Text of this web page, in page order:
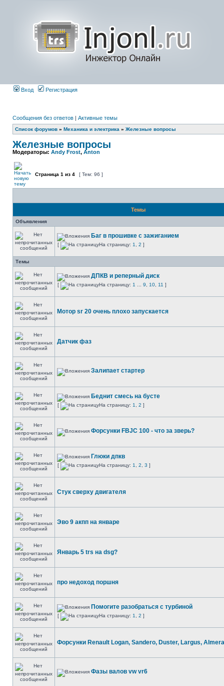
Вход Регистрация
Сообщения без ответов | Активные темы
Список форумов » Механика и электрика » Железные вопросы
Железные вопросы
Модераторы: Andy Frost, Anton
Страница 1 из 4 [ Тем: 96 ]
Темы
Объявления
Баг в прошивке с зажиганием
[ На страницу: 1 2 ]
Темы
ДПКВ и реперный диск
[ На страницу: 1 9 10 11 ]
Мотор sr 20 очень плохо запускается
Датчик фаз
Залипает стартер
Беднит смесь на бусте
[ На страницу: 1 2 ]
Форсунки FBJC 100 - что за зверь?
Глюки дпкв
[ На страницу: 1 2 3 ]
Стук сверху двигателя
Эво 9 акпп на январе
Январь 5 trs на dsg?
про недоход поршня
Помогите разобраться с турбиной
[ На страницу: 1 2 ]
Форсунки Renault Logan, Sandero, Duster, Largus, Almera
Фазы валов vw vr6